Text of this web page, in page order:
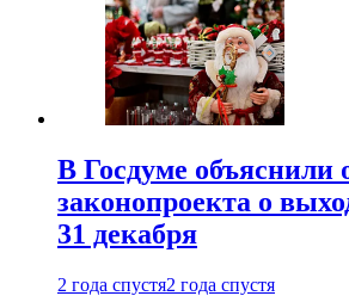
В Госдуме объяснили
законопроекта о
31 декабря
2 года спустя2 года спустя